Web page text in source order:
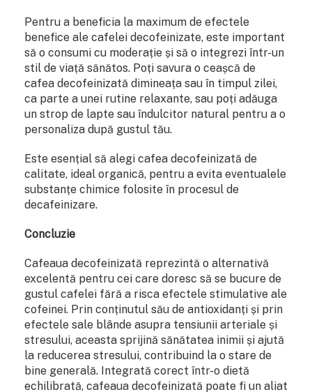
Pentru a beneficia la maximum de efectele
benefice ale cafelei decofeinizate, este important
să o consumi cu moderație și să o integrezi într-un
stil de viață sănătos. Poți savura o ceașcă de
cafea decofeinizată dimineața sau în timpul zilei,
ca parte a unei rutine relaxante, sau poți adăuga
un strop de lapte sau îndulcitor natural pentru a o
personaliza după gustul tău.
Este esențial să alegi cafea decofeinizată de
calitate, ideal organică, pentru a evita eventualele
substanțe chimice folosite în procesul de
decafeinizare.
Concluzie
Cafeaua decofeinizată reprezintă o alternativă
excelentă pentru cei care doresc să se bucure de
gustul cafelei fără a risca efectele stimulative ale
cofeinei. Prin conținutul său de antioxidanți și prin
efectele sale blânde asupra tensiunii arteriale și
stresului, aceasta sprijină sănătatea inimii și ajută
la reducerea stresului, contribuind la o stare de
bine generală. Integrată corect într-o dietă
echilibrată, cafeaua decofeinizată poate fi un aliat